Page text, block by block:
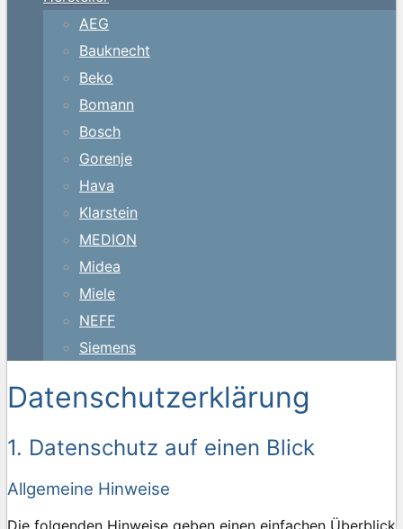
AEG
Bauknecht
Beko
Bomann
Bosch
Gorenje
Hava
Klarstein
MEDION
Midea
Miele
NEFF
Siemens
Datenschutzerklärung
1. Datenschutz auf einen Blick
Allgemeine Hinweise
Die folgenden Hinweise geben einen einfachen Überblick